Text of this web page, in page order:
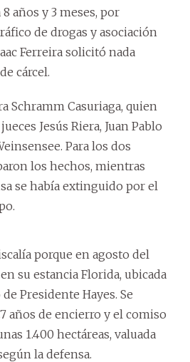
años y 3 meses, por
de drogas y asociación
Ferreira solicitó nada
cárcel.
Schramm Casuriaga, quien
Jesús Riera, Juan Pablo
Para los dos
los hechos, mientras
se había extinguido por el
porque en agosto del
su estancia Florida, ubicada
Presidente Hayes. Se
años de encierro y el comiso
1.400 hectáreas, valuada
la defensa.